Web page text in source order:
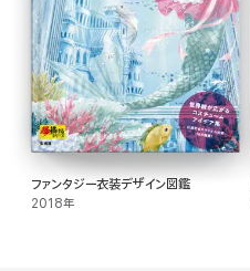
ファンタジー衣装デザイン図鑑
2018年